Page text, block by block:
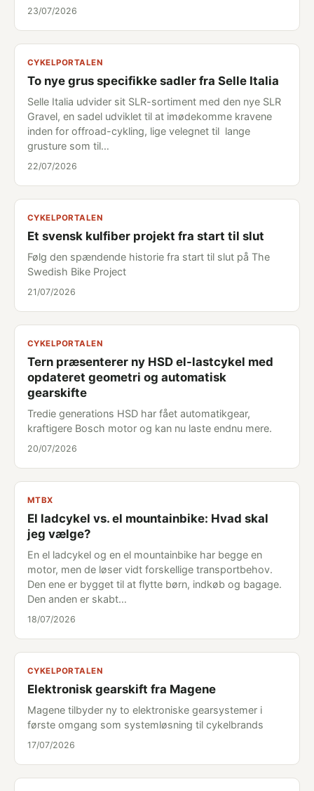
23/07/2026
CYKELPORTALEN
To nye grus specifikke sadler fra Selle Italia
Selle Italia udvider sit SLR-sortiment med den nye SLR
Gravel, en sadel udviklet til at imødekomme kravene
inden for offroad-cykling, lige velegnet til lange
grusture som til…
22/07/2026
CYKELPORTALEN
Et svensk kulfiber projekt fra start til slut
Følg den spændende historie fra start til slut på The
Swedish Bike Project
21/07/2026
CYKELPORTALEN
Tern præsenterer ny HSD el-lastcykel med
opdateret geometri og automatisk
gearskifte
Tredie generations HSD har fået automatikgear,
kraftigere Bosch motor og kan nu laste endnu mere.
20/07/2026
MTBX
El ladcykel vs. el mountainbike: Hvad skal
jeg vælge?
En el ladcykel og en el mountainbike har begge en
motor, men de løser vidt forskellige transportbehov.
Den ene er bygget til at flytte børn, indkøb og bagage.
Den anden er skabt…
18/07/2026
CYKELPORTALEN
Elektronisk gearskift fra Magene
Magene tilbyder ny to elektroniske gearsystemer i
første omgang som systemløsning til cykelbrands
17/07/2026